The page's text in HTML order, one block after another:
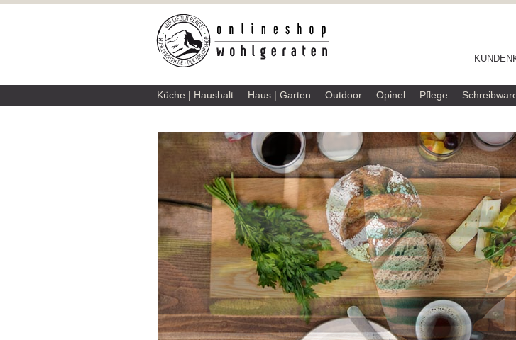
Küche | Haushalt Haus | Garten Outdoor Opinel Pflege